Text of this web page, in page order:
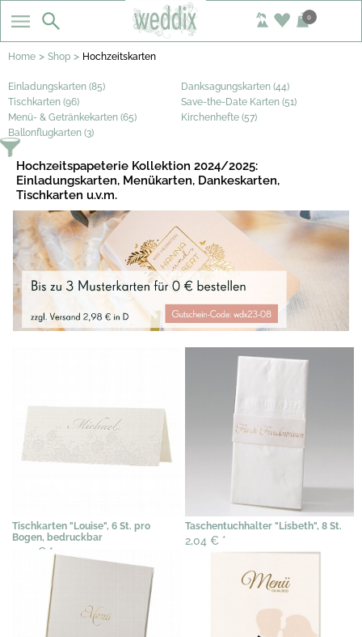
0
Home > Shop > Hochzeitskarten
Einladungskarten (85)
Danksagungskarten (44)
Tischkarten (96)
Save-the-Date Karten (51)
Menü- & Getränkekarten (65)
Kirchenhefte (57)
Ballonflugkarten (3)
Hochzeitspapeterie Kollektion 2024/2025:
Einladungskarten, Menükarten, Dankeskarten,
Tischkarten u.v.m.
Tischkarten "Louise", 6 St. pro
Bogen, bedruckbar
3,07 € *
Taschentuchhalter "Lisbeth", 8 St.
2,04 € *